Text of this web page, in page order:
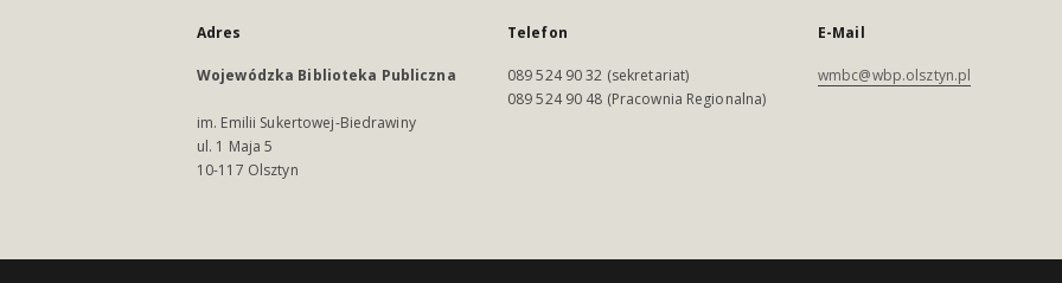
Adres
Wojewódzka Biblioteka Publiczna
im. Emilii Sukertowej-Biedrawiny
ul. 1 Maja 5
10-117 Olsztyn
Telefon
089 524 90 32 (sekretariat)
089 524 90 48 (Pracownia Regionalna)
E-Mail
wmbc@wbp.olsztyn.pl